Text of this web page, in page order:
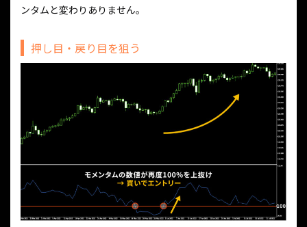
ンタムと変わりありません。
押し目・戻り目を狙う